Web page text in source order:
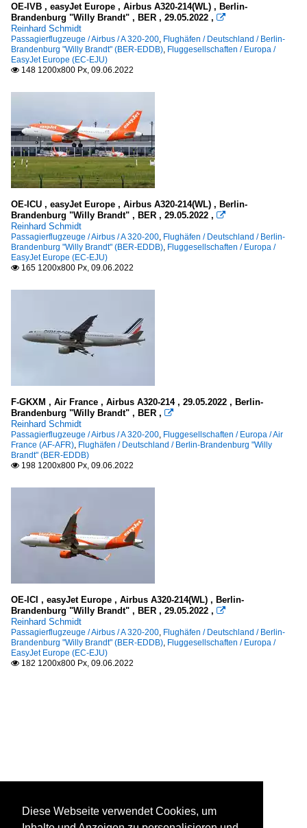
OE-IVB , easyJet Europe , Airbus A320-214(WL) , Berlin-
Brandenburg "Willy Brandt" , BER , 29.05.2022 , 
Reinhard Schmidt
Passagierflugzeuge / Airbus / A 320-200, Flughäfen / Deutschland / Berlin-
Brandenburg "Willy Brandt" (BER-EDDB), Fluggesellschaften / Europa /
EasyJet Europe (EC-EJU)
 148 1200x800 Px, 09.06.2022
OE-ICU , easyJet Europe , Airbus A320-214(WL) , Berlin-
Brandenburg "Willy Brandt" , BER , 29.05.2022 , 
Reinhard Schmidt
Passagierflugzeuge / Airbus / A 320-200, Flughäfen / Deutschland / Berlin-
Brandenburg "Willy Brandt" (BER-EDDB), Fluggesellschaften / Europa /
EasyJet Europe (EC-EJU)
 165 1200x800 Px, 09.06.2022
F-GKXM , Air France , Airbus A320-214 , 29.05.2022 , Berlin-
Brandenburg "Willy Brandt" , BER , 
Reinhard Schmidt
Passagierflugzeuge / Airbus / A 320-200, Fluggesellschaften / Europa / Air
France (AF-AFR), Flughäfen / Deutschland / Berlin-Brandenburg "Willy
Brandt" (BER-EDDB)
 198 1200x800 Px, 09.06.2022
OE-ICI , easyJet Europe , Airbus A320-214(WL) , Berlin-
Brandenburg "Willy Brandt" , BER , 29.05.2022 , 
Reinhard Schmidt
Passagierflugzeuge / Airbus / A 320-200, Flughäfen / Deutschland / Berlin-
Brandenburg "Willy Brandt" (BER-EDDB), Fluggesellschaften / Europa /
EasyJet Europe (EC-EJU)
 182 1200x800 Px, 09.06.2022
Diese Webseite verwendet Cookies, um